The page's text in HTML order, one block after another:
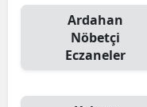
Ardahan
Nöbetçi
Eczaneler